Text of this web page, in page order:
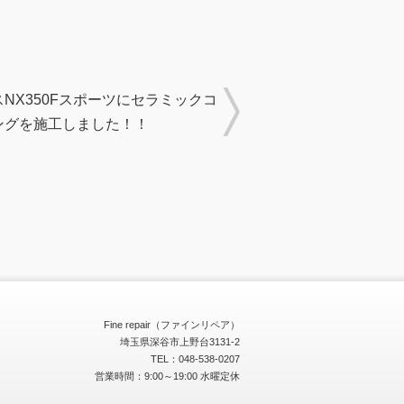
NX350Fスポーツにセラミックコ
を施工しました！！
Fine repair（ファインリペア）
埼玉県深谷市上野台3131-2
TEL：048-538-0207
営業時間：9:00～19:00 水曜定休